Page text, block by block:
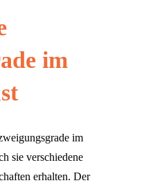
im
im
sie verschiedene
erhalten. Der